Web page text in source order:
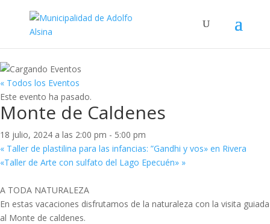
« Todos los Eventos
Este evento ha pasado.
Monte de Caldenes
18 julio, 2024 a las 2:00 pm - 5:00 pm
« Taller de plastilina para las infancias: ”Gandhi y vos» en Rivera
«Taller de Arte con sulfato del Lago Epecuén» »
A TODA NATURALEZA
En estas vacaciones disfrutamos de la naturaleza con la visita guiada
al Monte de caldenes.